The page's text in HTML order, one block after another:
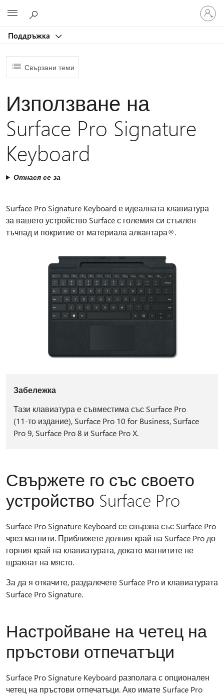
Поддръжка
Влезте
във
вашия
Свързани теми
Използване на
Surface Pro Signature
Keyboard
Отнася се за
Surface Pro Signature Keyboard е идеалната клавиатура
за вашето устройство Surface с големия си стъклен
тъчпад и покритие от материала алкантара®.
Забележка
Тази клавиатура е съвместима със Surface Pro
(11-то издание), Surface Pro 10 for Business, Surface
Pro 9, Surface Pro 8 и Surface Pro X.
Свържете го със своето
устройство Surface Pro
Surface Pro Signature Keyboard се свързва със Surface Pro
чрез магнити. Приближете долния край на Surface Pro до
горния край на клавиатурата, докато магнитите не
щракнат на място.
За да я откачите, раздалечете Surface Pro и клавиатурата
Surface Pro Signature.
Настройване на четец на
пръстови отпечатъци
Surface Pro Signature Keyboard разполага с опционален
четец на пръстови отпечатъци. Ако имате Surface Pro